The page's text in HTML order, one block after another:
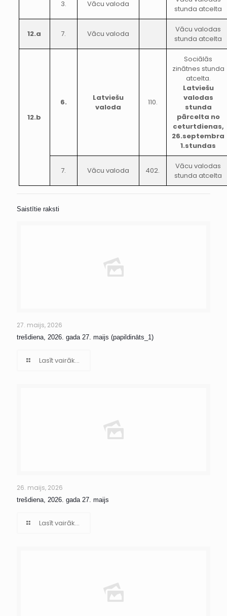
3. Vācu valoda
stunda atcelta
12.a 7. Vācu valoda
Vācu valodas
stunda atcelta
12.b
6.
Latviešu
valoda
110.
Sociālās
zinātnes stunda
atcelta.
Latviešu
valodas
stunda
pārcelta no
ceturtdienas,
26.septembra
1.stundas
7. Vācu valoda 402.
Vācu valodas
stunda atcelta
Saistītie raksti
27. maijs, 2026
trešdiena, 2026. gada 27. maijs (papildināts_1)
Lasīt vairāk...
26. maijs, 2026
trešdiena, 2026. gada 27. maijs
Lasīt vairāk...